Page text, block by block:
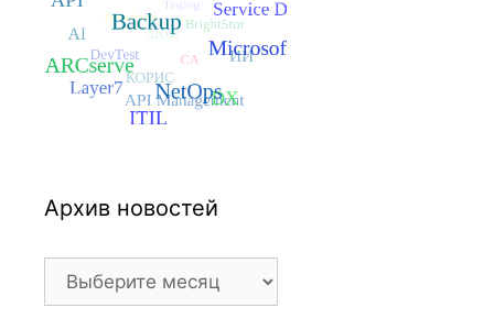
Архив новостей
Архив
новостей